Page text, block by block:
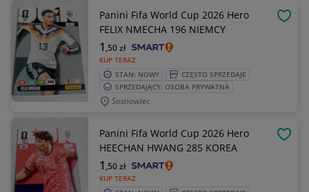
Panini Fifa World Cup 2026 Hero
FELIX NMECHA 196 NIEMCY
KUP TERAZ
1 ,50zł
STAN: NOWY
CZĘSTO SPRZEDAJE
SPRZEDAJĄCY: OSOBA PRYWATNA
Sosnowiec
Panini Fifa World Cup 2026 Hero
HEECHAN HWANG 285 KOREA
KUP TERAZ
1 ,50zł